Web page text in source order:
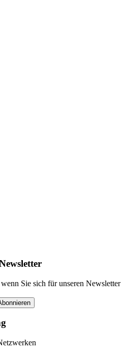
Sie sich für unseren Newsletter